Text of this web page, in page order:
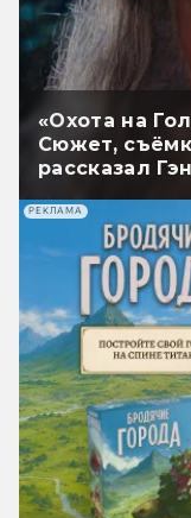
«Охота на
Сюжет,
рассказал
РЕКЛАМА